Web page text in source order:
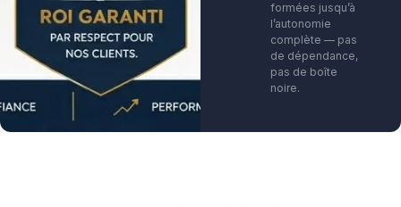
formées jusqu’à
l’autonomie
complète — pas
de dépendance,
pas de boîte
noire.